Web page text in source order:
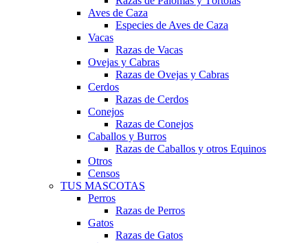
Aves de Caza
Especies de Aves de Caza
Vacas
Razas de Vacas
Ovejas y Cabras
Razas de Ovejas y Cabras
Cerdos
Razas de Cerdos
Conejos
Razas de Conejos
Caballos y Burros
Razas de Caballos y otros Equinos
Otros
Censos
TUS MASCOTAS
Perros
Razas de Perros
Gatos
Razas de Gatos